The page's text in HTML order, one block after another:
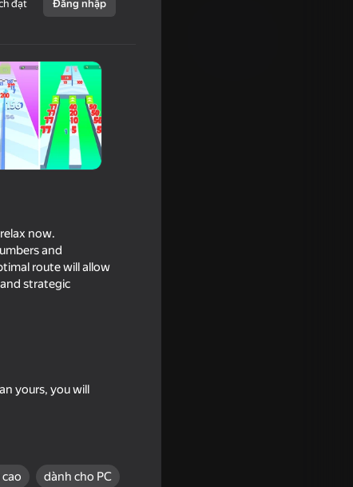
đạt
Đăng nhập
now.
and
route will allow
strategic
yours, you will
dành cho PC